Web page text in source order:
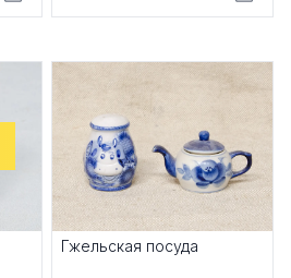
Гжельская посуда